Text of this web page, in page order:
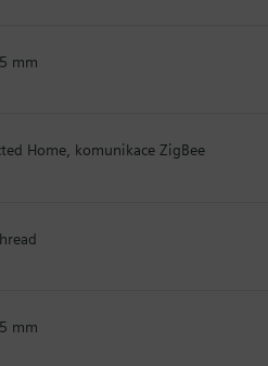
mm
Home, komunikace ZigBee
mm